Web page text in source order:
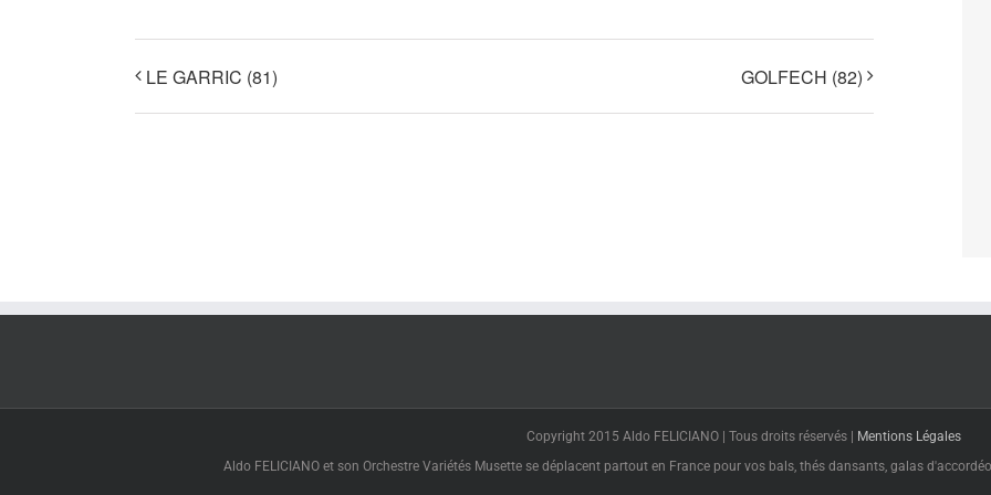
LE GARRIC (81) GOLFECH (82)
Copyright 2015 Aldo FELICIANO | Tous droits réservés |
Mentions Légales
Aldo FELICIANO et son Orchestre Variétés Musette se déplacent partout en France pour vos bals, thés dansants, galas